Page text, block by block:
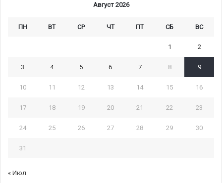
Август 2026
ПН ВТ СР ЧТ ПТ СБ ВС
1 2
3 4 5 6 7 8 9
10 11 12 13 14 15 16
17 18 19 20 21 22 23
24 25 26 27 28 29 30
31
« Июл